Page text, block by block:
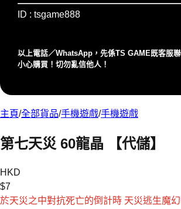
ID : tsgame888
以上電話／WhatsApp，先係TS GAME既客服
⼩⼼購買！切勿亂信他⼈！
主頁/全部貨品/手機遊戲/手機遊戲
第七天災 60龍晶 【代儲】
HKD
$7
於天災之中對抗死亡的倒計時 天災逃生魔幻